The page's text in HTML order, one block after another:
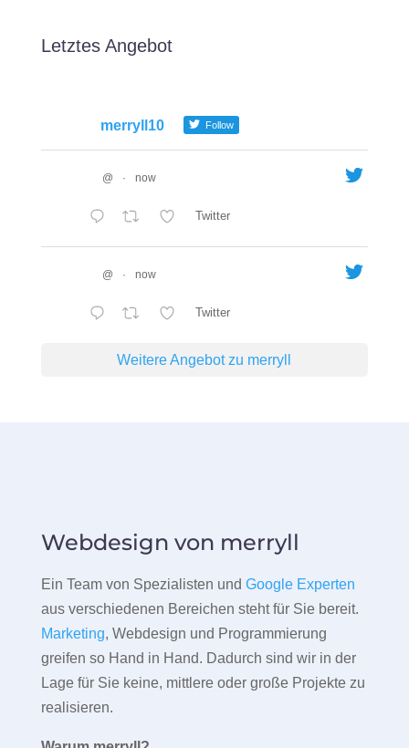
Letztes Angebot
merryll10 Follow
@ · now
Twitter
@ · now
Twitter
Weitere Angebot zu merryll
Webdesign von merryll
Ein Team von Spezialisten und Google Experten
aus verschiedenen Bereichen steht für Sie bereit.
Marketing, Webdesign und Programmierung
greifen so Hand in Hand. Dadurch sind wir in der
Lage für Sie keine, mittlere oder große Projekte zu
realisieren.